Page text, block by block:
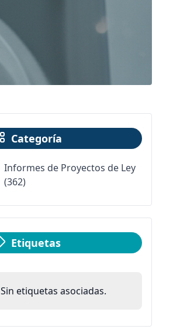
Categoría
Informes de Proyectos de Ley
(362)
Etiquetas
Sin etiquetas asociadas.